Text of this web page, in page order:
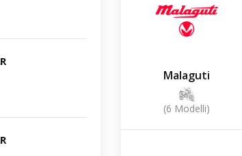
Malaguti
(6 Modelli)